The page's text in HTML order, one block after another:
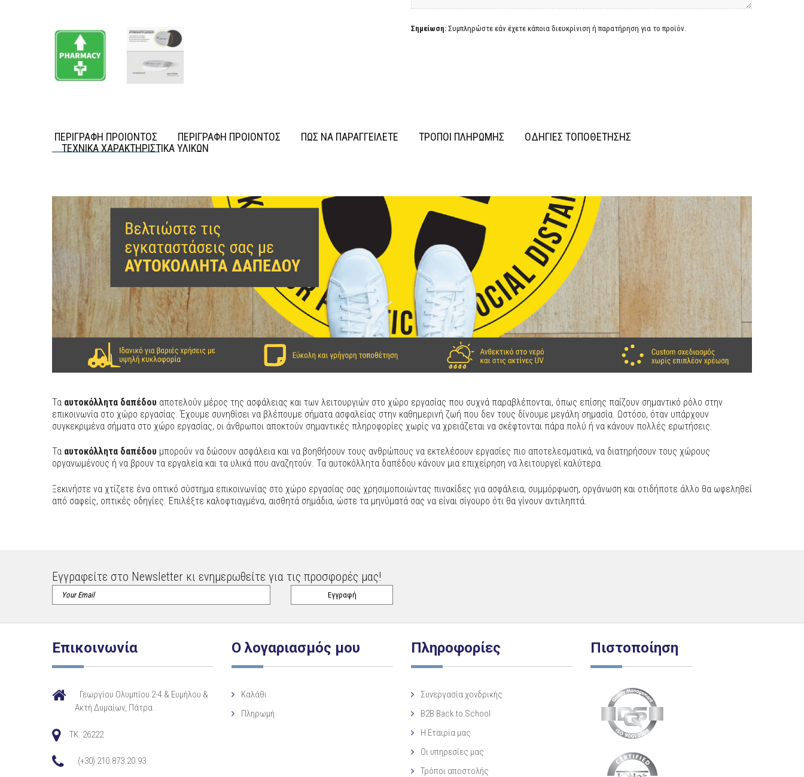
Σημείωση: Συμπληρώστε εάν έχετε κάποια διευκρίνιση ή παρατήρηση για το προϊόν.
ΠΕΡΙΓΡΑΦΗ ΠΡΟΙΟΝΤΟΣ ΠΕΡΙΓΡΑΦΗ ΠΡΟΙΟΝΤΟΣ ΠΩΣ ΝΑ ΠΑΡΑΓΓΕΙΛΕΤΕ ΤΡΟΠΟΙ ΠΛΗΡΩΜΗΣ
ΟΔΗΓΙΕΣ ΤΟΠΟΘΕΤΗΣΗΣ
ΤΕΧΝΙΚΑ ΧΑΡΑΚΤΗΡΙΣΤΙΚΑ ΥΛΙΚΩΝ
Τα αυτοκόλλητα δαπέδου αποτελούν μέρος της ασφάλειας και των λειτουργιών στο χώρο εργασίας που συχνά παραβλέπονται, όπως επίσης παίζουν σημαντικό ρόλο στην
επικοινωνία στο χώρο εργασίας. Έχουμε συνηθίσει να βλέπουμε σήματα ασφαλείας στην καθημερινή ζωή που δεν τους δίνουμε μεγάλη σημασία. Ωστόσο, όταν υπάρχουν
συγκεκριμένα σήματα στο χώρο εργασίας, οι άνθρωποι αποκτούν σημαντικές πληροφορίες χωρίς να χρειάζεται να σκέφτονται πάρα πολύ ή να κάνουν πολλές ερωτήσεις.
Τα αυτοκόλλητα δαπέδου μπορούν να δώσουν ασφάλεια και να βοηθήσουν τους ανθρώπους να εκτελέσουν εργασίες πιο αποτελεσματικά, να διατηρήσουν τους χώρους
οργανωμένους ή να βρουν τα εργαλεία και τα υλικά που αναζητούν. Τα αυτοκόλλητα δαπέδου κάνουν μια επιχείρηση να λειτουργεί καλύτερα.
Ξεκινήστε να χτίζετε ένα οπτικό σύστημα επικοινωνίας στο χώρο εργασίας σας χρησιμοποιώντας πινακίδες για ασφάλεια, συμμόρφωση, οργάνωση και οτιδήποτε άλλο θα ωφεληθεί
από σαφείς, οπτικές οδηγίες. Επιλέξτε καλοφτιαγμένα, αισθητά σημάδια, ώστε τα μηνύματά σας να είναι σίγουρο ότι θα γίνουν αντιληπτά.
Εγγραφείτε στο Newsletter κι ενημερωθείτε για τις προσφορές μας!
Επικοινωνία
Γεωργίου Ολυμπίου 2-4 & Ευμήλου &
Ακτή Δυμαίων, Πάτρα
TK. 26222
(+30) 210.873.20.93
Ο λογαριασμός μου
Καλάθι
Πληρωμή
Πληροφορίες
Συνεργασία χονδρικής
B2B Back to School
Η Eταιρία μας
Οι υπηρεσίες μας
Τρόποι αποστολής
Πιστοποίηση